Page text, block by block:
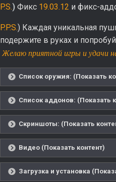
P.S.) Фикс 19.03.12 и фикс-
P.P.S.) Каждая уникальная
подержите в руках и
Желаю приятной игры и удачи
Список оружия: (Показать
Список аддонов: (Показать
Скриншоты: (Показать
Видео (Показать контент)
Загрузка и установка